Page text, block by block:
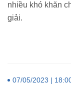
nhiều khó khăn
giải.
07/05/2023 |